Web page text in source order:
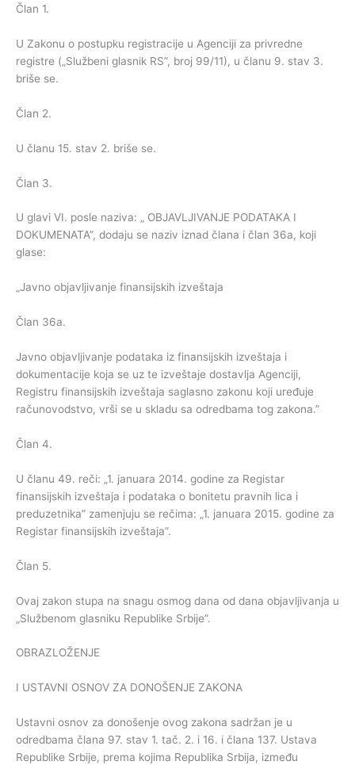
Član 1.
U Zakonu o postupku registracije u Agenciji za privredne
registre („Službeni glasnik RS”, broj 99/11), u članu 9. stav 3.
briše se.
Član 2.
U članu 15. stav 2. briše se.
Član 3.
U glavi VI. posle naziva: „ OBJAVLJIVANJE PODATAKA I
DOKUMENATA”, dodaju se naziv iznad člana i član 36a, koji
glase:
„Javno objavljivanje finansijskih izveštaja
Član 36a.
Javno objavljivanje podataka iz finansijskih izveštaja i
dokumentacije koja se uz te izveštaje dostavlja Agenciji,
Registru finansijskih izveštaja saglasno zakonu koji uređuje
računovodstvo, vrši se u skladu sa odredbama tog zakona.”
Član 4.
U članu 49. reči: „1. januara 2014. godine za Registar
finansijskih izveštaja i podataka o bonitetu pravnih lica i
preduzetnika” zamenjuju se rečima: „1. januara 2015. godine za
Registar finansijskih izveštaja”.
Član 5.
Ovaj zakon stupa na snagu osmog dana od dana objavljivanja u
„Službenom glasniku Republike Srbije”.
OBRAZLOŽENJE
I USTAVNI OSNOV ZA DONOŠENJE ZAKONA
Ustavni osnov za donošenje ovog zakona sadržan je u
odredbama člana 97. stav 1. tač. 2. i 16. i člana 137. Ustava
Republike Srbije, prema kojima Republika Srbija, između